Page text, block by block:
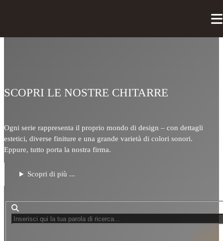
SCOPRI LE NOSTRE CHITARRE
Ogni serie rappresenta il proprio mondo di design – con dettagli
estetici, diverse finiture e una grande varietà di colori sonori.
Eppure, tutto porta la nostra firma.
Scopri di più ...